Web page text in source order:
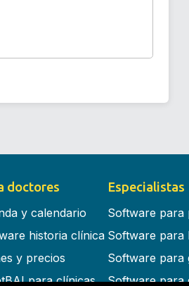
doctores
y calendario
historia clínica
y precios
para clínicas
Especialistas
Software para
Software para
Software para
Software para